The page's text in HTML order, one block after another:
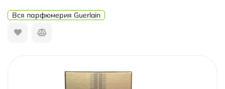
Вся парфюмерия Guerlain